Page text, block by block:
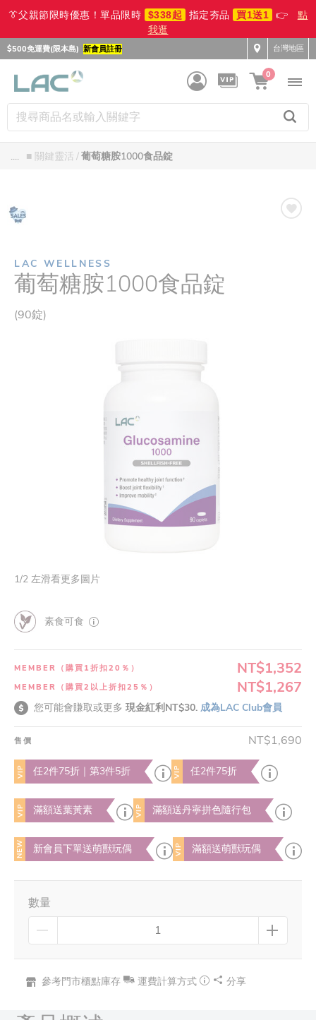
👔父親節限時優惠！單品限時 $338起 指定夯品 買1送1 👉
點
我逛
$500免運費(限本島) 新會員註冊 台灣地區
0
.... ■ 關鍵靈活 葡萄糖胺1000食品錠
LAC WELLNESS
葡萄糖胺1000食品錠
(90錠)
1/2 左滑看更多圖片
素食可食
MEMBER（購買1折扣20％） NT$1,352
MEMBER（購買2以上折扣25％） NT$1,267
您可能會賺取或更多 現金紅利NT$30. 成為LAC Club會員
售價 NT$1,690
VIP 任2件75折｜第3件5折 VIP 任2件75折
VIP 滿額送葉黃素 VIP 滿額送丹寧拼色隨行包
NEW 新會員下單送萌獸玩偶 VIP 滿額送萌獸玩偶
數量
參考門市櫃點庫存 運費計算方式 分享